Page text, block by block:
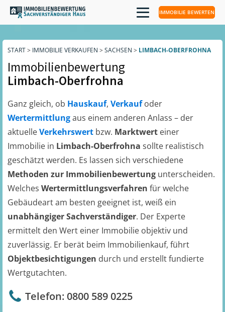
IMMOBILIE BEWERTEN
START> IMMOBILIE VERKAUFEN > SACHSEN > LIMBACH-OBERFROHNA
Immobilienbewertung
Limbach-Oberfrohna
Ganz gleich, ob Hauskauf, Verkaufoder
Wertermittlungaus einem anderen Anlass – der
aktuelleVerkehrswert bzw. Marktwert einer
Immobilie in Limbach-Oberfrohna sollte realistisch
geschätzt werden. Es lassen sich verschiedene
Methoden zur Immobilienbewertung unterscheiden.
Welches Wertermittlungsverfahren für welche
Gebäudeart am besten geeignet ist, weiß ein
unabhängiger Sachverständiger. Der Experte
ermittelt den Wert einer Immobilie objektiv und
zuverlässig. Er berät beim Immobilienkauf, führt
Objektbesichtigungen durch und erstellt fundierte
Wertgutachten.
Telefon: 0800 589 0225